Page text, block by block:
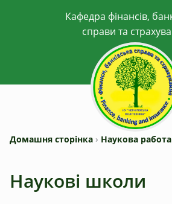
Домашня сторінка › Наукова работа
Наукові школи